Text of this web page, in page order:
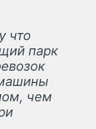
что
парк
чем